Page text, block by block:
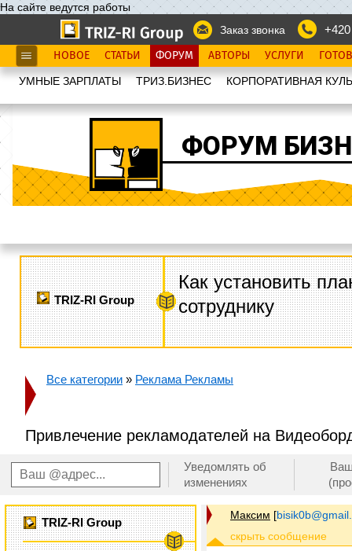
На сайте ведутся работы
Заказ звонка
НОВОЕ СТАТЬИ ФОРУМ АВТОРЫ УСЛУГИ
УМНЫЕ ЗАРПЛАТЫ ТРИЗ.БИЗНЕС КОРПОРАТИВНАЯ
ФОРУМ
TRIZ-RI Group
Как установить
сотруднику
Все категории » Реклама Рекламы
Привлечение рекламодателей на
Уведомлять об
изменениях
TRIZ-RI Group
Максим [